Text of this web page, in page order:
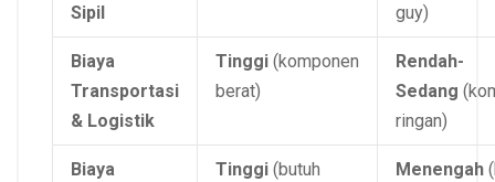
Sipil
guy)
Biaya
Transportasi
& Logistik
Tinggi (komponen
berat)
Rendah-
Sedang
ringan)
Biaya
Tinggi (butuh
Menengah